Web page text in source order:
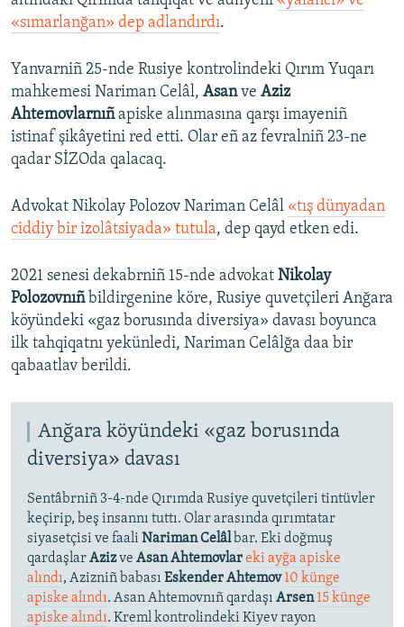
«sımarlanğan» dep adlandırdı.
Yanvarniñ 25-nde Rusiye kontrolindeki Qırım Yuqarı
mahkemesi Nariman Celâl, Asanve Aziz
Ahtemovlarnıñapiske alınmasına qarşı imayeniñ
istinaf şikâyetini red etti. Olar eñ az fevralniñ 23-ne
qadar SİZOda qalacaq.
Advokat Nikolay Polozov Nariman Celâl «tış dünyadan
ciddiy bir izolâtsiyada» tutula, dep qayd etken edi.
2021 senesi dekabrniñ 15-nde advokat Nikolay
Polozovnıñ bildirgenine köre, Rusiye quvetçileri Anğara
köyündeki «gaz borusında diversiya» davası boyunca
ilk tahqiqatnı yekünledi, Nariman Celâlğa daa bir
qabaatlav berildi.
Anğara köyündeki «gaz borusında
diversiya» davası
Sentâbrniñ 3-4-nde Qırımda Rusiye quvetçileri tintüvler
keçirip, beş insannı tuttı. Olar arasında qırımtatar
siyasetçisi ve faali Nariman Celâlbar. Eki doğmuş
qardaşlarAzizve Asan Ahtemovlareki ayğa apiske
alındı, Azizniñ babası Eskender Ahtemov 10 künge
apiske alındı. Asan Ahtemovnıñ qardaşı Arsen15 künge
apiske alındı. Kreml kontrolindeki Kiyev rayon